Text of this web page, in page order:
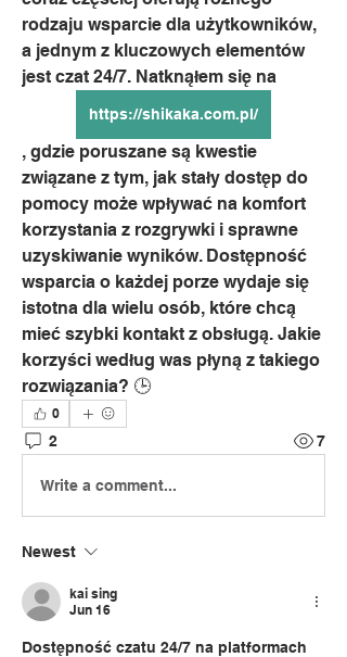
rodzaju wsparcie dla użytkowników,
a jednym z kluczowych elementów
jest czat 24/7. Natknąłem się na
https://shikaka.com.pl/
, gdzie poruszane są kwestie
związane z tym, jak stały dostęp do
pomocy może wpływać na komfort
korzystania z rozgrywki i sprawne
uzyskiwanie wyników. Dostępność
wsparcia o każdej porze wydaje się
istotna dla wielu osób, które chcą
mieć szybki kontakt z obsługą. Jakie
korzyści według was płyną z takiego
rozwiązania? 🕒
0
2 7
Write a comment...
Newest
kai sing
Jun 16
Dostępność czatu 24/7 na platformach